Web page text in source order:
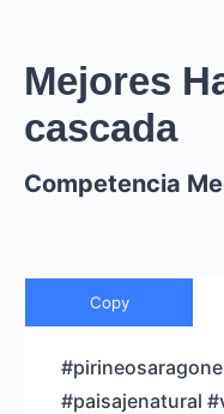
Mejores
cascada
Competencia
Copy
#paisajenatural